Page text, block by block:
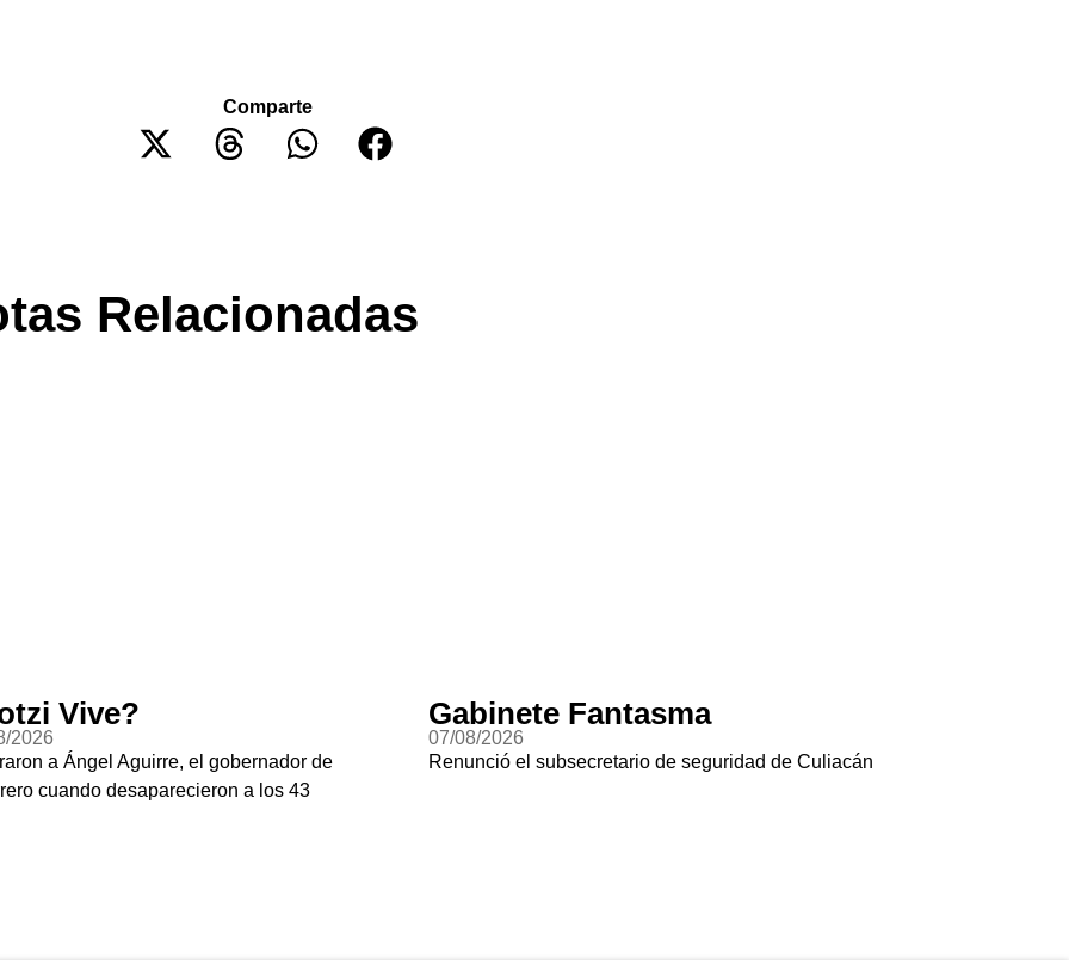
Comparte
Relacionadas
Vive?
2026
a Ángel Aguirre, el gobernador de
cuando desaparecieron a los 43
Gabinete Fantasma
07/08/2026
Renunció el subsecretario de seguridad de Culiacán